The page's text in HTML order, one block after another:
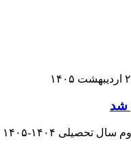
۱۴۰۵
شد